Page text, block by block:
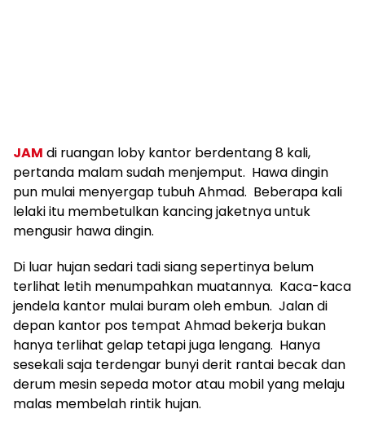
JAM di ruangan loby kantor berdentang 8 kali,
pertanda malam sudah menjemput. Hawa dingin
pun mulai menyergap tubuh Ahmad. Beberapa kali
lelaki itu membetulkan kancing jaketnya untuk
mengusir hawa dingin.
Di luar hujan sedari tadi siang sepertinya belum
terlihat letih menumpahkan muatannya. Kaca-kaca
jendela kantor mulai buram oleh embun. Jalan di
depan kantor pos tempat Ahmad bekerja bukan
hanya terlihat gelap tetapi juga lengang. Hanya
sesekali saja terdengar bunyi derit rantai becak dan
derum mesin sepeda motor atau mobil yang melaju
malas membelah rintik hujan.